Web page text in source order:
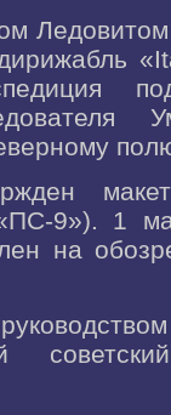
Ледовитом
макет
9»). 1
на